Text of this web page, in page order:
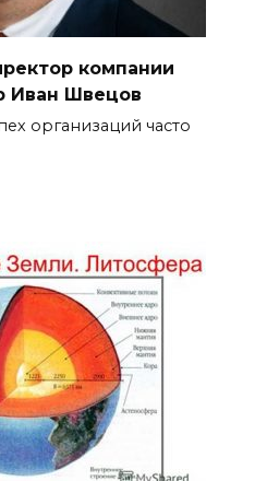
компании
Иван Швецов
организаций часто